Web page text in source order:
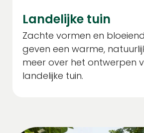
Landelijke tuin
Zachte vormen en
geven een warme,
meer over het ontwerpen
landelijke tuin.